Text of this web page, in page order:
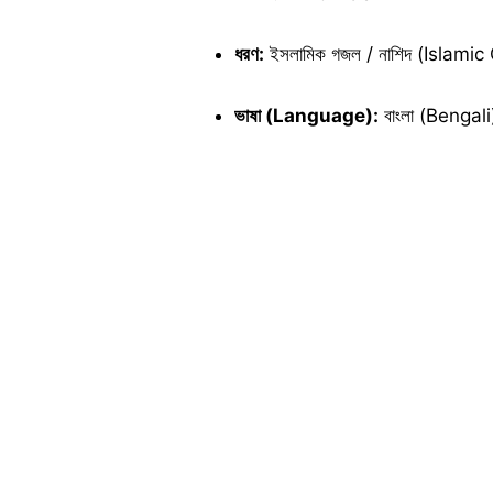
ধরণ: ইসলামিক গজল / নাশিদ
ভাষা (Language): বাংলা